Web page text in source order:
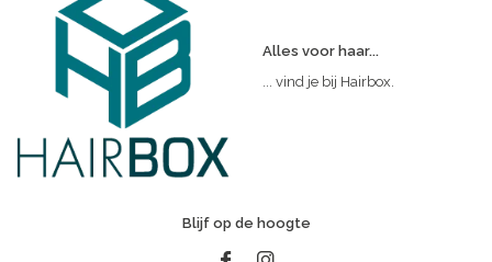
Alles voor haar...
... vind je bij Hairbox.
Blijf op de hoogte